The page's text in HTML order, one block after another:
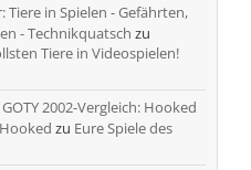
Tiere in Spielen - Gefährten,
- Technikquatsch zu
Tiere in Videospielen!
2002-Vergleich: Hooked
zu Eure Spiele des